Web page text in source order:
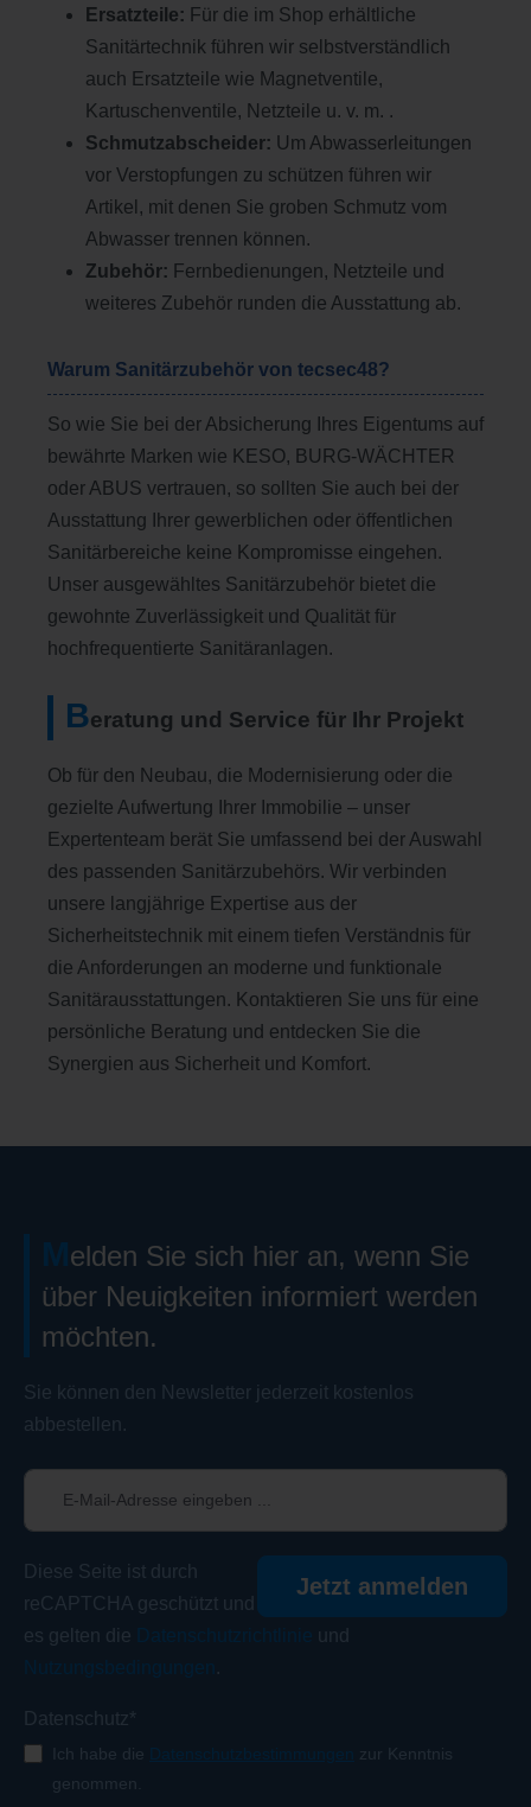
Ersatzteile: Für die im Shop erhältliche
Sanitärtechnik führen wir selbstverständlich
auch Ersatzteile wie Magnetventile,
Kartuschenventile, Netzteile u. v. m. .
Schmutzabscheider: Um Abwasserleitungen
vor Verstopfungen zu schützen führen wir
Artikel, mit denen Sie groben Schmutz vom
Abwasser trennen können.
Zubehör: Fernbedienungen, Netzteile und
weiteres Zubehör runden die Ausstattung ab.
Warum Sanitärzubehör von tecsec48?
So wie Sie bei der Absicherung Ihres Eigentums auf
bewährte Marken wie KESO, BURG-WÄCHTER
oder ABUS vertrauen, so sollten Sie auch bei der
Ausstattung Ihrer gewerblichen oder öffentlichen
Sanitärbereiche keine Kompromisse eingehen.
Unser ausgewähltes Sanitärzubehör bietet die
gewohnte Zuverlässigkeit und Qualität für
hochfrequentierte Sanitäranlagen.
Beratung und Service für Ihr Projekt
Ob für den Neubau, die Modernisierung oder die
gezielte Aufwertung Ihrer Immobilie – unser
Expertenteam berät Sie umfassend bei der Auswahl
des passenden Sanitärzubehörs. Wir verbinden
unsere langjährige Expertise aus der
Sicherheitstechnik mit einem tiefen Verständnis für
die Anforderungen an moderne und funktionale
Sanitärausstattungen. Kontaktieren Sie uns für eine
persönliche Beratung und entdecken Sie die
Synergien aus Sicherheit und Komfort.
Melden Sie sich hier an, wenn Sie
über Neuigkeiten informiert werden
möchten.
Sie können den Newsletter jederzeit kostenlos
abbestellen.
Jetzt anmelden
Diese Seite ist durch
reCAPTCHA geschützt und
es gelten die Datenschutzrichtlinie und
Nutzungsbedingungen
.
Datenschutz*
Ich habe die Datenschutzbestimmungen
zur Kenntnis
genommen.